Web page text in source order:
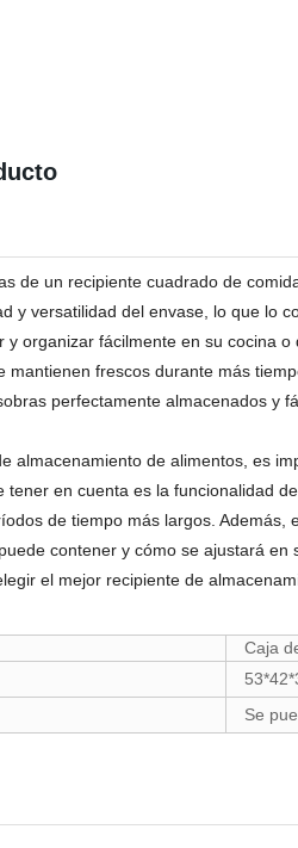
de un recipiente cuadrado de
y versatilidad del envase, lo que lo
organizar fácilmente en su cocina
mantienen frescos durante más
perfectamente almacenados y
almacenamiento de alimentos, es
tener en cuenta es la funcionalidad
de tiempo más largos.
contener y cómo se ajustará
el mejor recipiente de
Caja
Se